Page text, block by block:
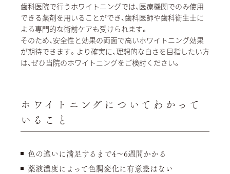
歯科医院で行うホワイトニングでは、医療機関でのみ使用
できる薬剤を用いることができ、歯科医師や歯科衛生士に
よる専門的な術前ケアも受けられます。
そのため、安全性と効果の両面で高いホワイトニング効果
が期待できます。より確実に、理想的な白さを目指したい方
は、ぜひ当院のホワイトニングをご検討ください。
ホワイトニングについてわかって
いること
色の違いに満足するまで4〜6週間かかる
薬液濃度によって色調変化に有意差はない